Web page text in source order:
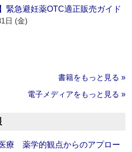
緊急避妊薬OTC適正販売ガイド
日 (金)
書籍をもっと見る »
電子メディアをもっと見る »
療 薬学的観点からのアプロー